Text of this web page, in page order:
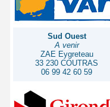
Sud Ouest
A venir
ZAE Eygreteau
33 230 COUTRAS
06 99 42 60 59